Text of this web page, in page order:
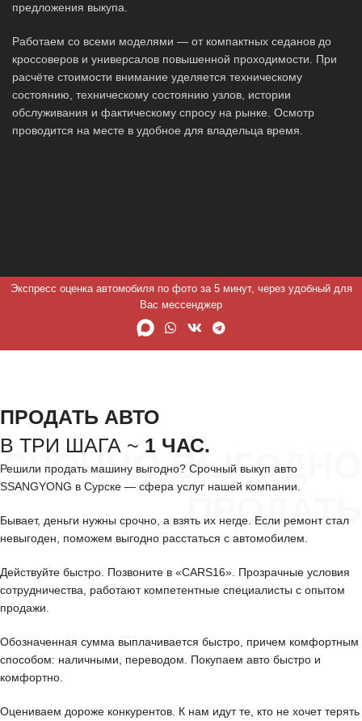
предложения выкупа.
Работаем со всеми моделями — от компактных седанов до
кроссоверов и универсалов повышенной проходимости. При
расчёте стоимости внимание уделяется техническому
состоянию, техническому состоянию узлов, истории
обслуживания и фактическому спросу на рынке. Осмотр
проводится на месте в удобное для владельца время.
Экспресс оценка автомобиля по фото за 5 минут, через удобный для
Вас мессенджер
СРОЧНО ВЫГОДНО
ПРОДАТЬ
ПРОДАТЬ АВТО
В ТРИ ШАГА ~ 1 ЧАС.
Решили продать машину выгодно? Срочный выкуп авто
SSANGYONG в Сурске — сфера услуг нашей компании.
Бывает, деньги нужны срочно, а взять их негде. Если ремонт стал
невыгоден, поможем выгодно расстаться с автомобилем.
Действуйте быстро. Позвоните в «CARS16». Прозрачные условия
сотрудничества, работают компетентные специалисты с опытом
продажи.
Обозначенная сумма выплачивается быстро, причем комфортным
способом: наличными, переводом. Покупаем авто быстро и
комфортно.
Оцениваем дороже конкурентов. К нам идут те, кто не хочет терять